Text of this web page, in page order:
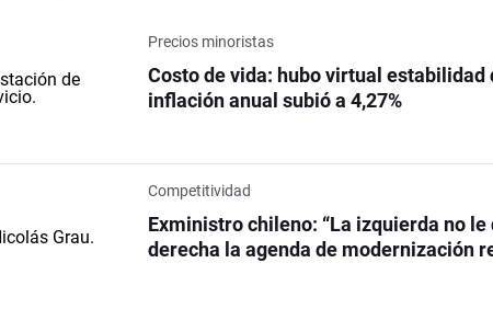
Precios minoristas
Costo de vida: hubo virtual estabilidad
inflación anual subió a 4,27%
Competitividad
Exministro chileno: “La izquierda no
derecha la agenda de modernización